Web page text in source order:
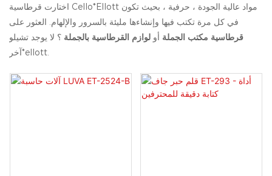
اختارت قرطاسية Cello*Ellott مواد عالية الجودة ، حرفية ، بحيث تكون
في كل مرة تكتب فيها وإنشاءها مليئة بالسرور والإلهام. العثور على
قرطاسية مكتب الجملة أو لوازم القرطاسية بالجملة ؟ لا يوجد تشيلو
آخر*ellott.